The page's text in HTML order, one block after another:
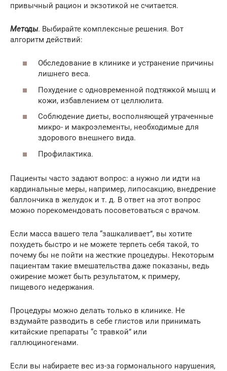
привычный рацион и экзотикой не считается.
Методы. Выбирайте комплексные решения. Вот
алгоритм действий:
Обследование в клинике и устранение причины
лишнего веса.
Похудение с одновременной подтяжкой мышц и
кожи, избавлением от целлюлита.
Соблюдение диеты, восполняющей утраченные
микро- и макроэлементы, необходимые для
здорового внешнего вида.
Профилактика.
Пациенты часто задают вопрос: а нужно ли идти на
кардинальные меры, например, липосакцию, внедрение
баллончика в желудок и т. д. В ответ на этот вопрос
можно порекомендовать посоветоваться с врачом.
Если масса вашего тела “зашкаливает”, вы хотите
похудеть быстро и не можете терпеть себя такой, то
почему бы не пойти на жесткие процедуры. Некоторым
пациентам такие вмешательства даже показаны, ведь
ожирение может быть результатом, к примеру,
пищевого недержания.
Процедуры можно делать только в клинике. Не
вздумайте разводить в себе глистов или принимать
китайские препараты “с травкой” или
галлюциногенами.
Если вы набираете вес из-за гормонального нарушения,